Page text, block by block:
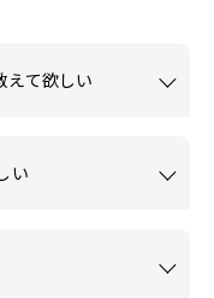
えて欲しい
い